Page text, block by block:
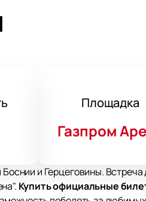
Площадка
Газпром
и Герцеговины. Встреча
Купить официальные